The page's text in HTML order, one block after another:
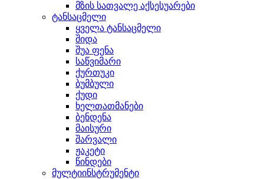
მზის სათვალე აქსესუარები
ტანსაცმელი
ყველა ტანსაცმელი
შიდა
შუა ფენა
საწვიმარი
ქურთუკი
ბუმბული
ქუდი
ხელთათმანები
ბენდენა
მაისური
შარვალი
ჟაკეტი
წინდები
მულტიინსტრუმენტი